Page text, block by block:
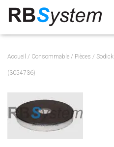
Accueil / Consommable / Pièces / Sodick
(3054736)